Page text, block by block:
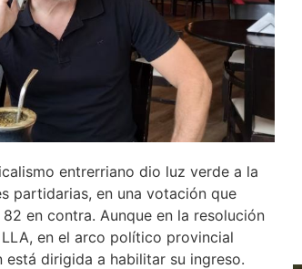
entrerriano dio luz verde a la
partidarias, en una votación que
en contra. Aunque en la resolución
en el arco político provincial
dirigida a habilitar su ingreso.